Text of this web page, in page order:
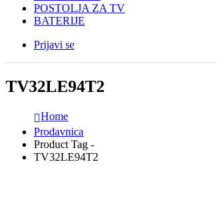
POSTOLJA ZA TV
BATERIJE
Prijavi se
TV32LE94T2
Home
Prodavnica
Product Tag -
TV32LE94T2